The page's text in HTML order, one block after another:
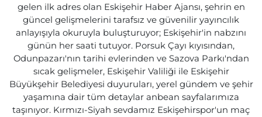
gelen ilk adres olan Eskişehir Haber Ajansı, şehrin en
güncel gelişmelerini tarafsız ve güvenilir yayıncılık
anlayışıyla okuruyla buluşturuyor; Eskişehir'in nabzını
günün her saati tutuyor. Porsuk Çayı kıyısından,
Odunpazarı'nın tarihi evlerinden ve Sazova Parkı'ndan
sıcak gelişmeler, Eskişehir Valiliği ile Eskişehir
Büyükşehir Belediyesi duyuruları, yerel gündem ve şehir
yaşamına dair tüm detaylar anbean sayfalarımıza
taşınıyor. Kırmızı-Siyah sevdamız Eskişehirspor'un maç